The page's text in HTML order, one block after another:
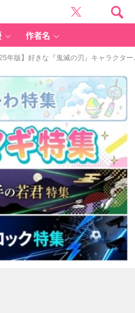
作者名
年版】好きな『鬼滅の刃』キャラクタ